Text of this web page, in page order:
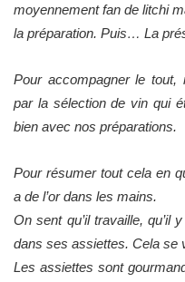
moyennement fan de litchi
la préparation. Puis… La
Pour accompagner le
par la sélection de vin qui
bien avec nos préparations.
Pour résumer tout cela en
a de l’or dans les mains.
On sent qu’il travaille,
dans ses assiettes. Cela se
Les assiettes sont